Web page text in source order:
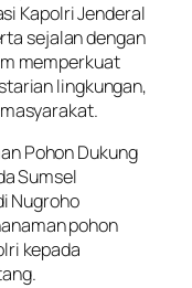
Kapolri Jenderal
sejalan dengan
memperkuat
lingkungan,
Pohon Dukung
Sumsel
Nugroho
pohon
kepada